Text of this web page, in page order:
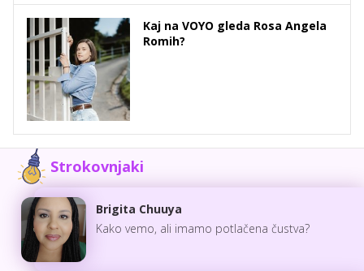
Kaj na VOYO gleda Rosa Angela
Romih?
Strokovnjaki
Brigita Chuuya
Kako vemo, ali imamo potlačena čustva?